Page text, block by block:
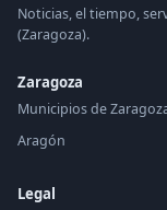
Noticias, el tiempo,
(Zaragoza).
Zaragoza
Municipios de
Aragón
Legal